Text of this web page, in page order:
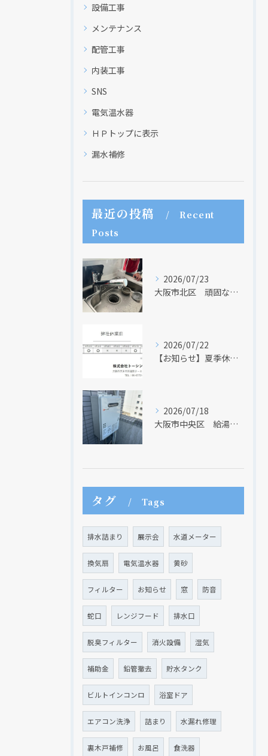
設備工事
メンテナンス
配管工事
内装工事
SNS
電気温水器
ＨＰトップに表示
漏水補修
最近の投稿
Recent
Posts
2026/07/23
大阪市北区 頑固な水アカはなかなか取れない・・・
2026/07/22
【お知らせ】夏季休業日のお知らせ【２０２６年】
2026/07/18
大阪市中央区 給湯器のリモコンが無くても、リモコンを設置する方法はあります
タグ Tags
排水詰まり 展示会 水道メーター
換気扇 電気温水器 黄砂
フィルター お知らせ 窓 防音
蛇口 レンジフード 排水口
脱臭フィルター 消火設備 湿気
補助金 鉛管撤去 貯水タンク
ビルトインコンロ 浴室ドア
エアコン洗浄 詰まり 水漏れ修理
裏木戸補修 お風呂 食洗器